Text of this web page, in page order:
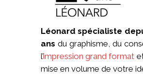
Léonard spécialiste
ans du graphisme, du
l’impression grand format
mise en volume de votre